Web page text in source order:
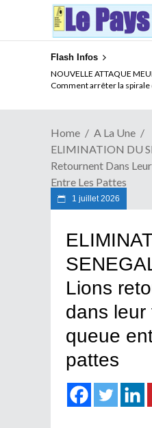
Flash Infos
NOUVELLE ATTAQUE
Comment arrêter la
LA CITE SANS VERTU
Home
A La Une
ELIMINATION DU
Retournent Dans
Entre Les Pattes
1 juillet 2026
Lions
dans leur
queue
pattes